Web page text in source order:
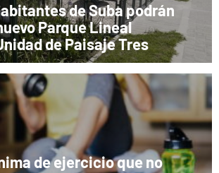
de Suba podrán
Parque Lineal
de Paisaje Tres
de ejercicio que no